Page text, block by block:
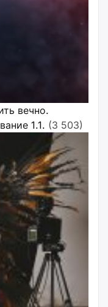
вечно.
1.1. (3 503)